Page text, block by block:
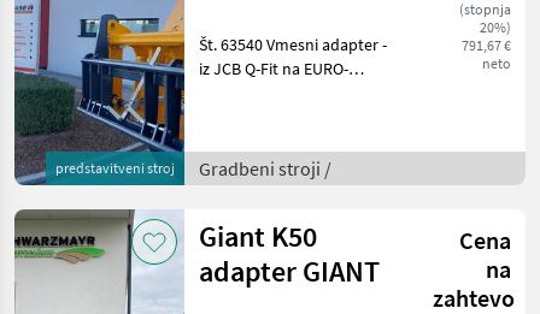
predstavitveni stroj
(stopnja
20%)
791,67 €
neto
Št. 63540 Vmesni adapter -
iz JCB Q-Fit na EURO-
Prodajna ekipa podjetja
Schwarzmayr v
Gradbeni stroji /
Giant K50
adapter GIANT
Cena
na
zahtevo